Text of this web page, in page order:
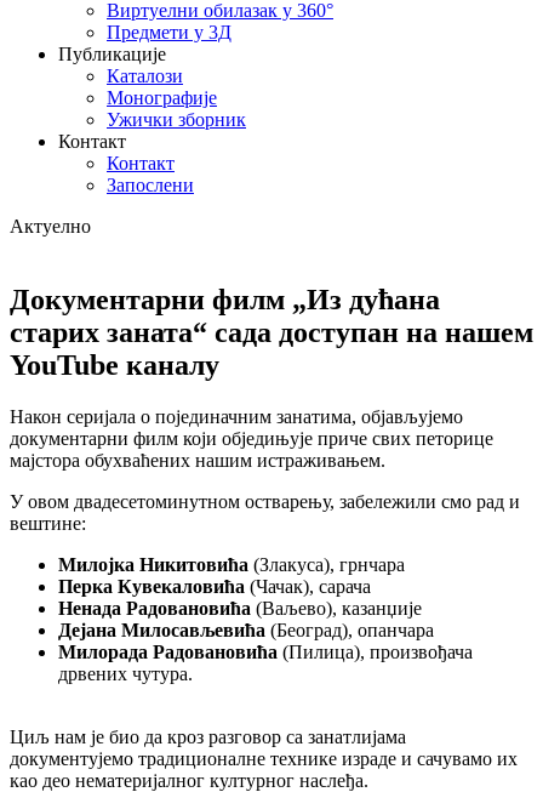
Виртуелни обилазак у 360°
Предмети у 3Д
Публикације
Каталози
Монографије
Ужички зборник
Контакт
Контакт
Запослени
Актуелно
Документарни филм „Из дућана
старих заната“ сада доступан на нашем
YouTube каналу
Након серијала о појединачним занатима, објављујемо
документарни филм који обједињује приче свих петорице
мајстора обухваћених нашим истраживањем.
У овом двадесeтоминутном остварењу, забележили смо рад и
вештине:
Милојка Никитовића (Злакуса), грнчара
Перка Кувекаловића (Чачак), сарача
Ненада Радовановића (Ваљево), казанџије
Дејана Милосављевића (Београд), опанчара
Милорада Радовановића (Пилица), произвођача
дрвених чутура.
Циљ нам је био да кроз разговор са занатлијама
документујемо традиционалне технике израде и сачувамо их
као део нематеријалног културног наслеђа.